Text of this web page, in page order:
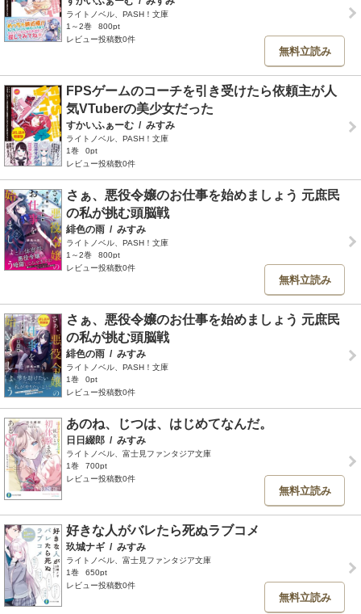
ライトノベル、PASH！文庫
1～2巻
800pt
レビュー投稿数0件
無料立読み
FPSゲームのコーチを引き受けたら依頼主が人
気VTuberの美少女だった
すかいふぁーむ / みすみ
ライトノベル、PASH！文庫
1巻
0pt
レビュー投稿数0件
さぁ、悪役令嬢のお仕事を始めましょう 元庶民
の私が挑む頭脳戦
緋色の雨 / みすみ
ライトノベル、PASH！文庫
1～2巻
800pt
レビュー投稿数0件
無料立読み
さぁ、悪役令嬢のお仕事を始めましょう 元庶民
の私が挑む頭脳戦
緋色の雨 / みすみ
ライトノベル、PASH！文庫
1巻
0pt
レビュー投稿数0件
あのね、じつは、はじめてなんだ。
日日綴郎 / みすみ
ライトノベル、富士見ファンタジア文庫
1巻
700pt
レビュー投稿数0件
無料立読み
好きな人がバレたら死ぬラブコメ
玖城ナギ / みすみ
ライトノベル、富士見ファンタジア文庫
1巻
650pt
レビュー投稿数0件
無料立読み